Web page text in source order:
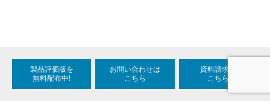
製品評価版を
無料配布中!
お問い合わせは
こちら
資料請求は
こちら